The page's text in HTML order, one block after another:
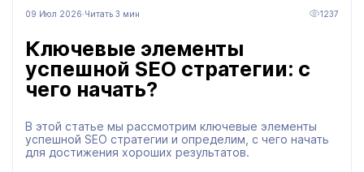
09 Июл 2026·Читать 3 мин 1237
Ключевые элементы
успешной SEO стратегии: с
чего начать?
В этой статье мы рассмотрим ключевые элементы
успешной SEO стратегии и определим, с чего начать
для достижения хороших результатов.